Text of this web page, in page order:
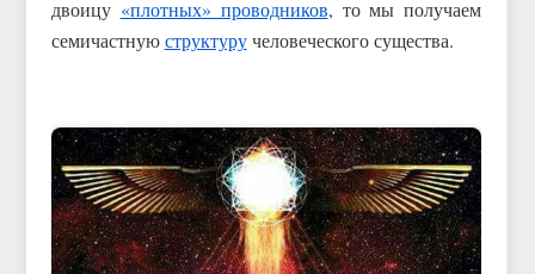
двоицу «плотных» проводников, то мы получаем
семичастнуюструктуручеловеческого существа.